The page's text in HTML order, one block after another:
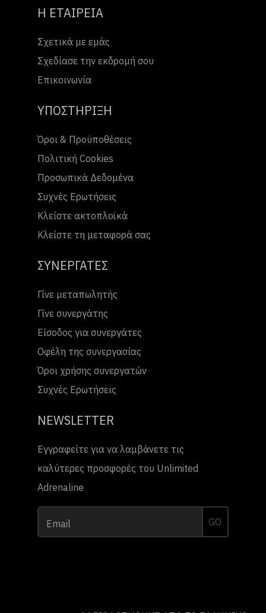
Η ΕΤΑΙΡΕΙΑ
Σχετικά με εμάς
Σχεδίασε την εκδρομή σου
Επικοινωνία
ΥΠΟΣΤΗΡΙΞΗ
Όροι & Προϋποθέσεις
Πολιτική Cookies
Προσωπικά Δεδομένα
Συχνές Ερωτήσεις
Κλείστε ακτοπλοϊκά
Κλείστε τη μεταφορά σας
ΣΥΝΕΡΓΑΤΕΣ
Γίνε μεταπωλητής
Γίνε συνεργάτης
Είσοδος για συνεργάτες
Οφέλη της συνεργασίας
Όροι χρήσης συνεργατών
Συχνές Ερωτήσεις
NEWSLETTER
Εγγραφείτε για να λαμβάνετε τις
καλύτερες προσφορές του Unlimited
Adrenaline
Email GO